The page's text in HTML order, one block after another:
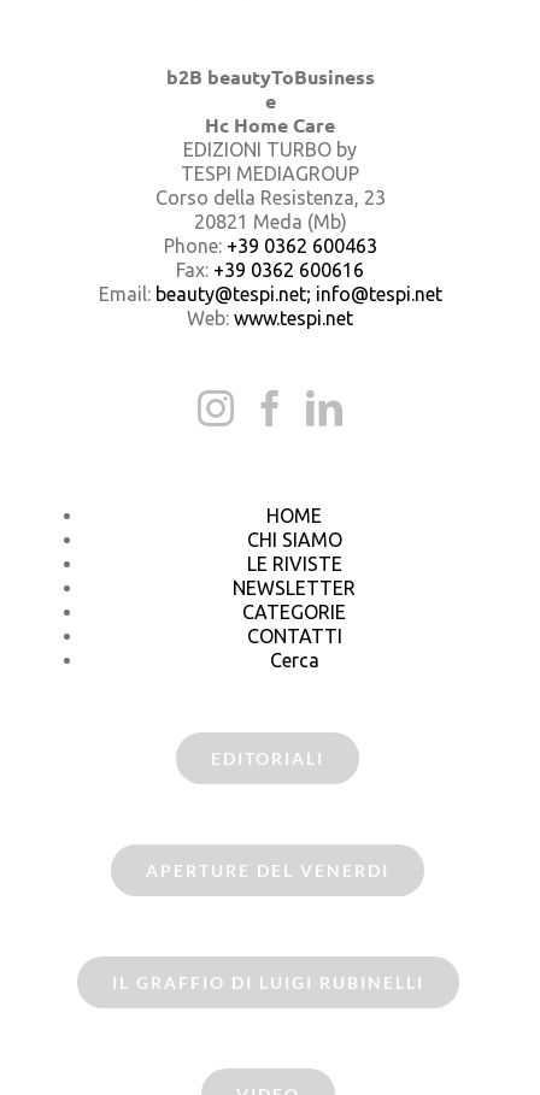
b2B beautyToBusiness
e
Hc Home Care
EDIZIONI TURBO by
TESPI MEDIAGROUP
Corso della Resistenza, 23
20821 Meda (Mb)
Phone: +39 0362 600463
Fax: +39 0362 600616
Email: beauty@tespi.net; info@tespi.net
Web: www.tespi.net
HOME
CHI SIAMO
LE RIVISTE
NEWSLETTER
CATEGORIE
CONTATTI
Cerca
EDITORIALI
APERTURE DEL VENERDI
IL GRAFFIO DI LUIGI RUBINELLI